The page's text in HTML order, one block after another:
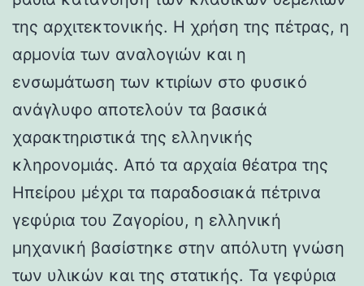
της αρχιτεκτονικής. Η χρήση της πέτρας, η
αρμονία των αναλογιών και η
ενσωμάτωση των κτιρίων στο φυσικό
ανάγλυφο αποτελούν τα βασικά
χαρακτηριστικά της ελληνικής
κληρονομιάς. Από τα αρχαία θέατρα της
Ηπείρου μέχρι τα παραδοσιακά πέτρινα
γεφύρια του Ζαγορίου, η ελληνική
μηχανική βασίστηκε στην απόλυτη γνώση
των υλικών και της στατικής. Τα γεφύρια